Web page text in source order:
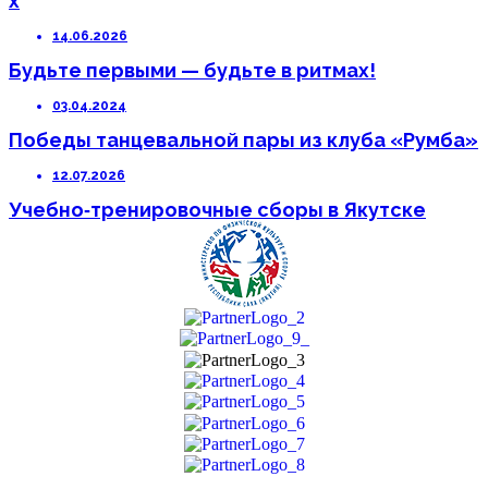
14.06.2026
Будьте первыми — будьте в ритмах!
03.04.2024
Победы танцевальной пары из клуба «Румба»
12.07.2026
Учебно‑тренировочные сборы в Якутске